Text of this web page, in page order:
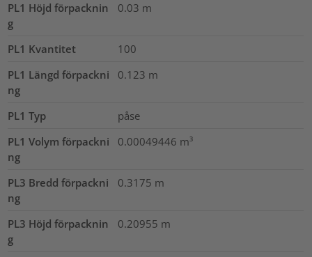
PL1 Höjd förpacknin
g
0.03 m
PL1 Kvantitet
100
PL1 Längd förpackni
ng
0.123 m
PL1 Typ
påse
PL1 Volym förpackni
ng
0.00049446 m³
PL3 Bredd förpackni
ng
0.3175 m
PL3 Höjd förpacknin
g
0.20955 m